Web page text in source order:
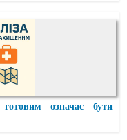
означає бути